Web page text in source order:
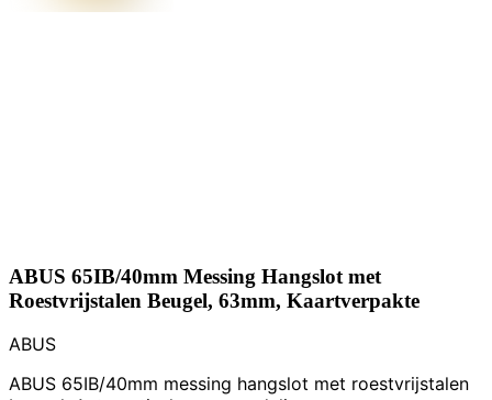
ABUS 65IB/40mm Messing Hangslot met
Roestvrijstalen Beugel, 63mm, Kaartverpakte
ABUS
ABUS 65IB/40mm messing hangslot met roestvrijstalen